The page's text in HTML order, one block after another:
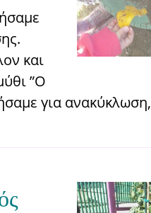
και
”Ο
για ανακύκλωση,